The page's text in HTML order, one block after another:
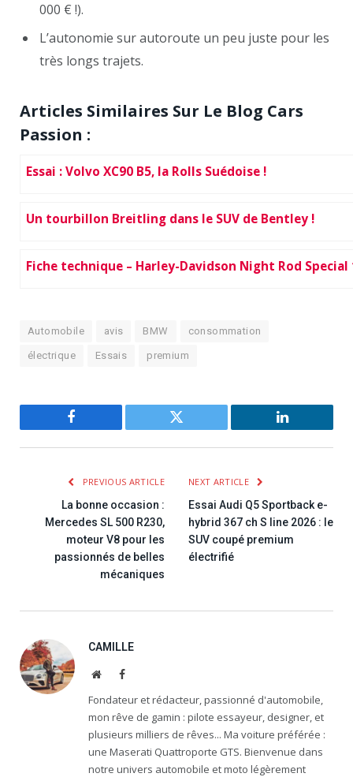
000 € !).
L’autonomie sur autoroute un peu juste pour les
très longs trajets.
Articles Similaires Sur Le Blog Cars
Passion :
Essai : Volvo XC90 B5, la Rolls Suédoise !
Un tourbillon Breitling dans le SUV de Bentley !
Fiche technique – Harley-Davidson Night Rod Special
Automobile avis BMW consommation
électrique Essais premium
Facebook Twitter LinkedIn
PREVIOUS ARTICLE
La bonne occasion :
Mercedes SL 500 R230,
moteur V8 pour les
passionnés de belles
mécaniques
NEXT ARTICLE
Essai Audi Q5 Sportback e-
hybrid 367 ch S line 2026 : le
SUV coupé premium
électrifié
CAMILLE
WebsiteFacebook
Fondateur et rédacteur, passionné d'automobile,
mon rêve de gamin : pilote essayeur, designer, et
plusieurs milliers de rêves... Ma voiture préférée :
une Maserati Quattroporte GTS. Bienvenue dans
notre univers automobile et moto légèrement